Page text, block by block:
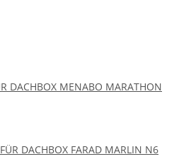
DACHBOX MENABO MARATHON